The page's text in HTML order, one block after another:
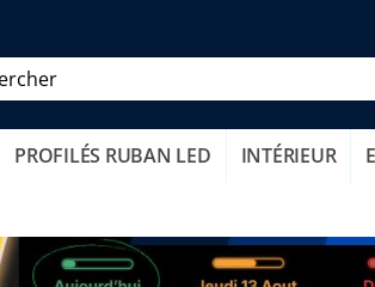
PROFILÉS RUBAN LED INTÉRIEUR